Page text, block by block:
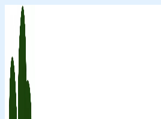
Перейти
содержимому